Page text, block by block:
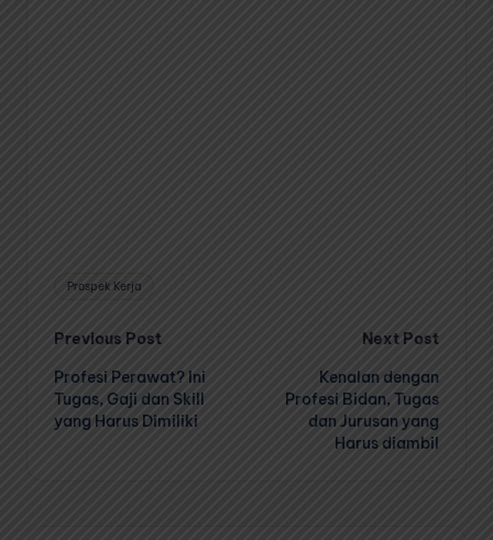
Tags:
Prospek Kerja
Post
navigation
Previous Post
Profesi Perawat? Ini
Tugas, Gaji dan Skill
yang Harus Dimiliki
Next Post
Kenalan dengan
Profesi Bidan, Tugas
dan Jurusan yang
Harus diambil